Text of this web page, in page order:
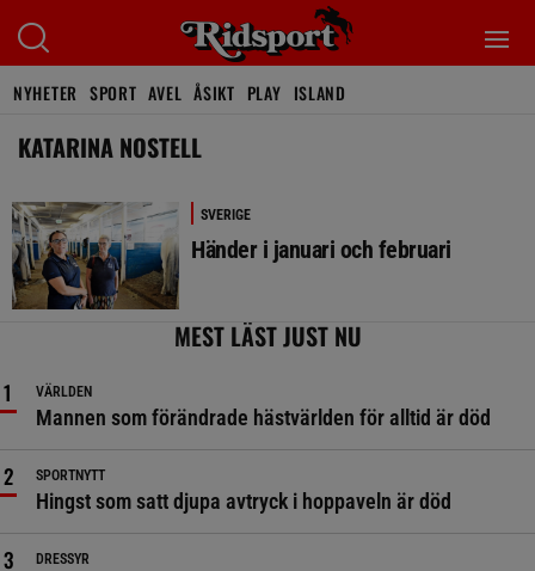
NYHETER SPORT AVEL ÅSIKT PLAY ISLAND
KATARINA NOSTELL
SVERIGE
Händer i januari och februari
MEST LÄST JUST NU
VÄRLDEN
Mannen som förändrade hästvärlden för alltid är död
SPORTNYTT
Hingst som satt djupa avtryck i hoppaveln är död
DRESSYR